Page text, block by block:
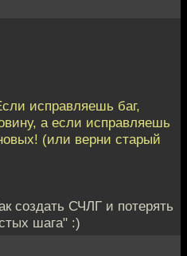
исправляешь баг,
а если исправляешь
(или верни старый
создать СЧЛГ и потерять
шага" :)